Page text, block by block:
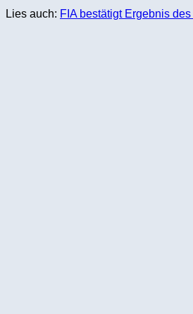
Lies auch: FIA bestätigt Ergebnis